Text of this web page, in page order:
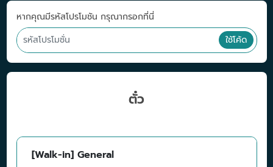
หากคุณมีรหัสโปรโมชัน กรุณากรอกที่นี่
ใช้โค้ด
ตั๋ว
[Walk-in] General